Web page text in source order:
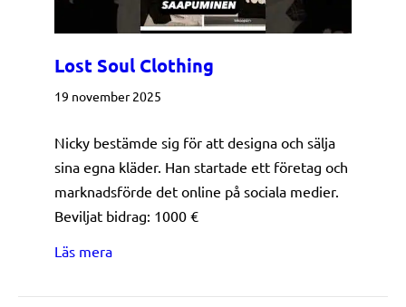
Lost Soul Clothing
19 november 2025
Nicky bestämde sig för att designa och sälja
sina egna kläder. Han startade ett företag och
marknadsförde det online på sociala medier.
Beviljat bidrag: 1000 €
Läs meraabout Lost Soul Clothing